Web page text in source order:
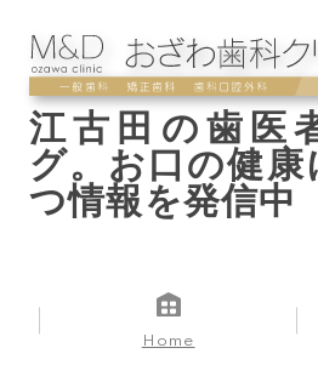
江古田の歯医
グ。お口の健康
つ情報を発信中
Home